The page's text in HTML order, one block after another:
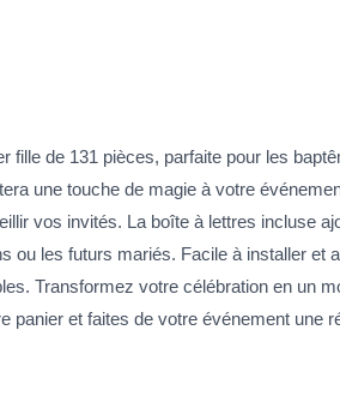
de 131 pièces, parfaite pour les
une touche de magie à votre
vos invités. La boîte à lettres incluse
les futurs mariés. Facile à installer et
Transformez votre célébration en un
et faites de votre événement une